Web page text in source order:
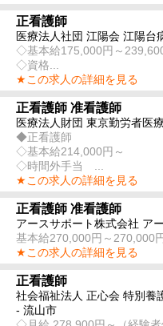
正看護師
医療法人社団 江陽会 江陽台
◇基本給175,000円～
◇資格...
★この求人の詳細を見る
正看護師 准看護師
医療法人財団 東京勤労者医
◆正看護師
◇基本給214,000円～
◇時間外手当 ...
★この求人の詳細を見る
正看護師 准看護師
アースサポート株式会社 ア
基本給270,000円～270,000円
★この求人の詳細を見る
正看護師
社会福祉法人 正心会 特別養
- 流山市